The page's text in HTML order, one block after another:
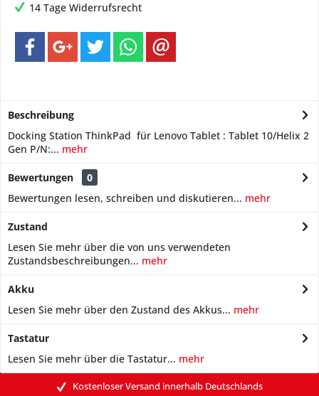
14 Tage Widerrufsrecht
Beschreibung
Docking Station ThinkPad für Lenovo Tablet : Tablet 10/Helix 2
Gen P/N:... mehr
Bewertungen
0
Bewertungen lesen, schreiben und diskutieren... mehr
Zustand
Lesen Sie mehr über die von uns verwendeten
Zustandsbeschreibungen... mehr
Akku
Lesen Sie mehr über den Zustand des Akkus... mehr
Tastatur
Lesen Sie mehr über die Tastatur... mehr
Kostenloser Versand innerhalb Deutschlands